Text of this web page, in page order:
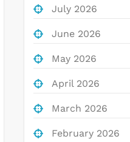
July 2026
June 2026
May 2026
April 2026
March 2026
February 2026